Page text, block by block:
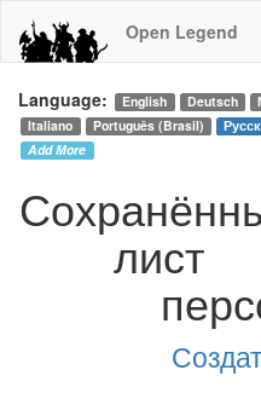
Open Legend
Language: English Deutsch
Italiano
Português (Brasil)
Add More
лист